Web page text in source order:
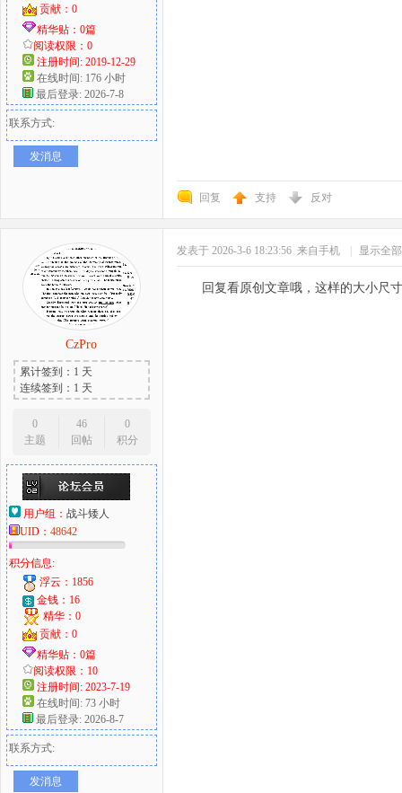
贡献：0
精华贴：0篇
阅读权限：0
注册时间: 2019-12-29
在线时间: 176 小时
最后登录: 2026-7-8
联系方式:
发消息
回复 支持 反对
CzPro
累计签到：1 天
连续签到：1 天
0
主题
46
回帖
0
积分
用户组： 战斗矮人
UID： 48642
积分信息:
浮云：1856
金钱：16
精华：0
贡献：0
精华贴：0篇
阅读权限：10
注册时间: 2023-7-19
在线时间: 73 小时
最后登录: 2026-8-7
联系方式:
发消息
发表于 2026-3-6 18:23:56 来自手机 显示全
回复看原创文章哦，这样的大小尺